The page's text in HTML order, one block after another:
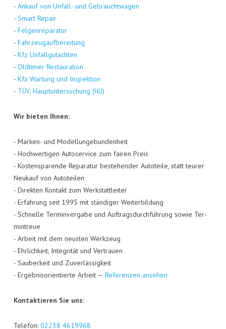
- Ankauf von Unfall- und Gebraucht­wa­gen
- Smart Repair
- Fel­gen­re­pa­ra­tur
- Fahr­zeug­auf­be­rei­tung
- Kfz Unfall­gut­ach­ten
- Old­ti­mer Restau­ra­ti­on
- Kfz War­tung und Inspek­ti­on
- TÜV, Haupt­un­ter­su­chung (HU)
Wir bie­ten Ihnen:
- Mar­ken- und Model­lun­ge­bun­den­heit
- Hoch­wer­ti­gen Auto­ser­vice zum fai­ren Preis
- Kos­ten­spa­ren­de Repa­ra­tur bestehen­der Auto­tei­le, statt teu­rer
Neu­kauf von Auto­tei­len
- Direk­ten Kon­takt zum Werk­statt­lei­ter
- Erfah­rung seit 1995 mit stän­di­ger Wei­ter­bil­dung
- Schnel­le Ter­min­ver­ga­be und Auf­trags­durch­füh­rung sowie Ter­
min­treue
- Arbeit mit dem neus­ten Werk­zeug
- Ehr­lich­keit, Inte­gri­tät und Ver­trau­en
- Sau­ber­keit und Zuver­läs­sig­keit
- Ergeb­nis­ori­en­tier­te Arbeit — Refe­ren­zen ansehen
Kon­tak­tie­ren Sie uns:
Tele­fon: 02238 4619968